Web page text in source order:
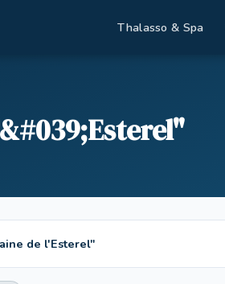
Thalasso & Spa
de l'Esterel"